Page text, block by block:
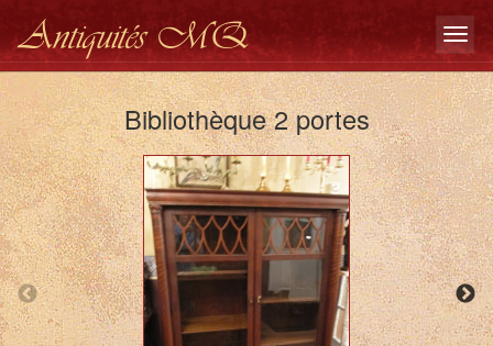
Antiquités MQ
Bibliothèque 2 portes